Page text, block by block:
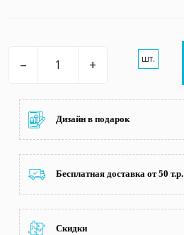
– + шт.
Дизайн в подарок
Бесплатная доставка от 50 т.р.
Скидки